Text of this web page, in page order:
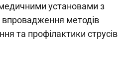
установами з
методів
та профілактики струсів